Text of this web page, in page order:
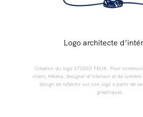
Logo architecte
Création du logo STUDIO FELIX. Pour
client, Hélène, designer d’intérieur et de lumière
design de réfléchir sur son logo à partir de
graphiques.